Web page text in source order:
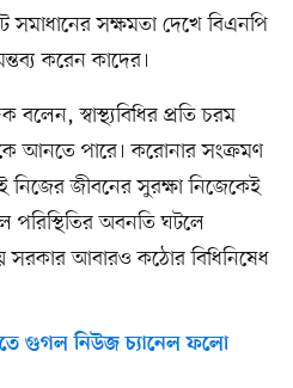
সমাধানের সক্ষমতা দেখে বিএনপি
করেন কাদের।
স্বাস্থ্যবিধির প্রতি চরম
আনতে পারে। করোনার সংক্রমণ
নিজের জীবনের সুরক্ষা নিজেকেই
পরিস্থিতির অবনতি ঘটলে
সরকার আবারও কঠোর বিধিনিষেধ
গুগল নিউজ চ্যানেল ফলো